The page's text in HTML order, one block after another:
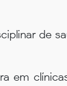
de
em